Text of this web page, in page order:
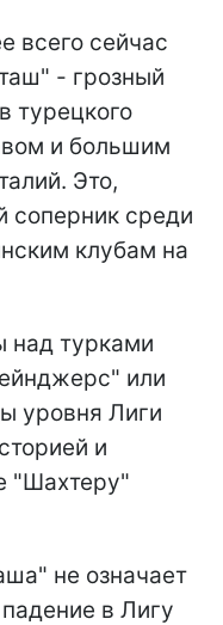
всего сейчас
- грозный
турецкого
и большим
Это,
среди
клубам на
над турками
или
уровня Лиги
и
"Шахтеру"
не означает
в Лигу